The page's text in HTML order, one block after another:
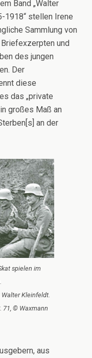
Band „Walter
1918“ stellen Irene
Sammlung von
und
des jungen
Der
diese
das „private
großes Maß an
an der
spielen im
Kleinfeldt.
71, © Waxmann
aus